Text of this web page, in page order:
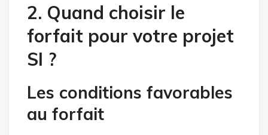
2. Quand choisir le
forfait pour votre projet
SI ?
Les conditions favorables
au forfait